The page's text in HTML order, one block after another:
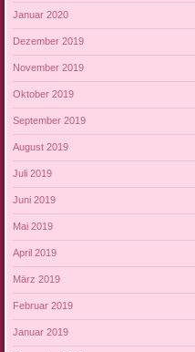
Januar 2020
Dezember 2019
November 2019
Oktober 2019
September 2019
August 2019
Juli 2019
Juni 2019
Mai 2019
April 2019
März 2019
Februar 2019
Januar 2019